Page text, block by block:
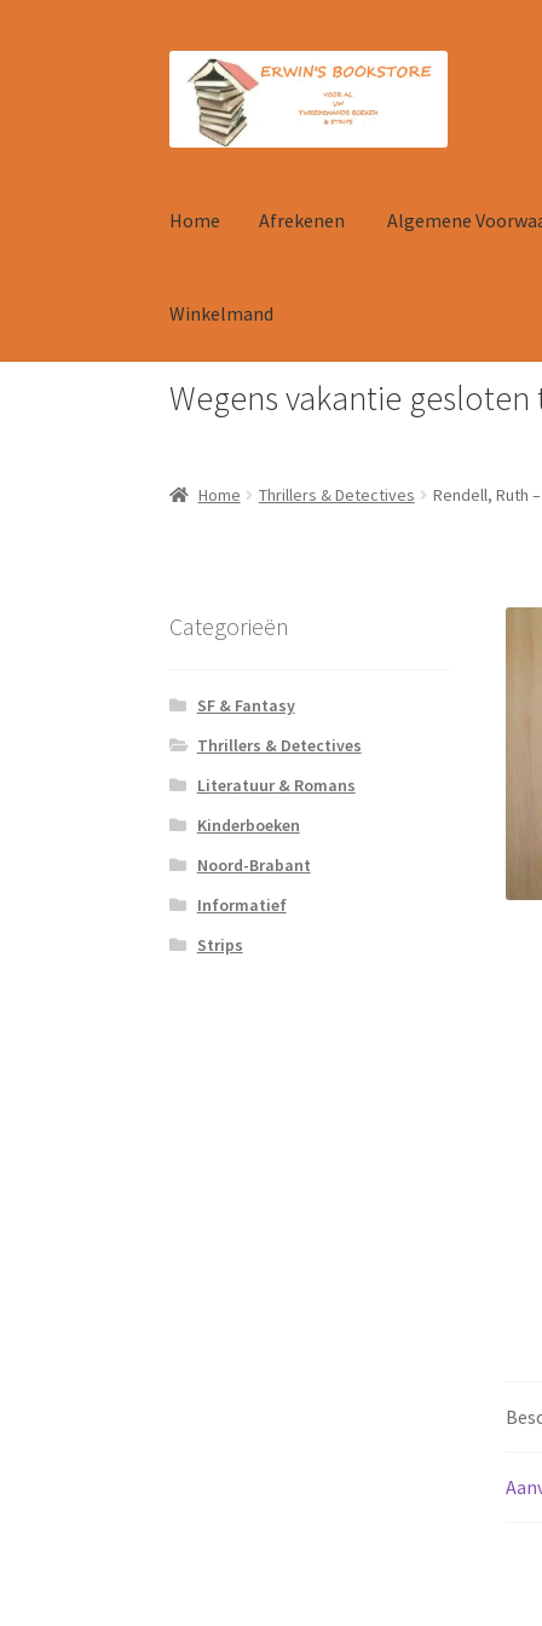
door
naar
navigatie
naar
inhoud
Home Afrekenen Algemene
Winkelmand
HomeAfrekenenAlgemene Voorwaarden
Wegens vakantie
Home Thrillers & Detectives Rendell, Ruth
Categorieën
SF & Fantasy
Thrillers & Detectives
Literatuur & Romans
Kinderboeken
Noord-Brabant
Informatief
Strips